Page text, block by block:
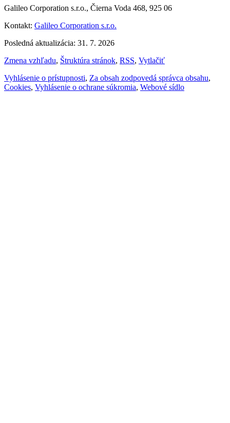
Galileo Corporation s.r.o., Čierna Voda 468, 925 06
Kontakt: Galileo Corporation s.r.o.
Posledná aktualizácia: 31. 7. 2026
Zmena vzhľadu, Štruktúra stránok, RSS, Vytlačiť
Vyhlásenie o prístupnosti, Za obsah zodpovedá správca obsahu,
Cookies, Vyhlásenie o ochrane súkromia, Webové sídlo